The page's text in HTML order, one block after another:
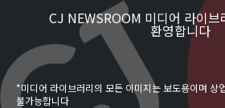
CJ NEWSROOM 미디어 라이브
환영합니다
*미디어 라이브러리의 모든 이미지는 보도용이며 상
불가능합니다